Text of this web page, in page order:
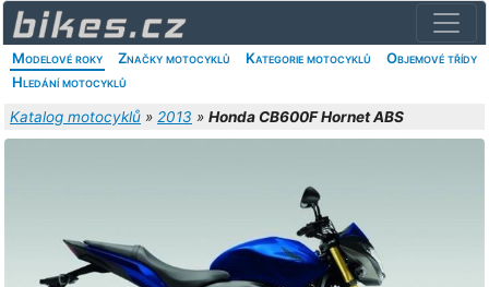
Modelové roky Značky motocyklů Kategorie motocyklů
Objemové třídy
Hledání motocyklů
Katalog motocyklů » 2013 » Honda CB600F Hornet ABS